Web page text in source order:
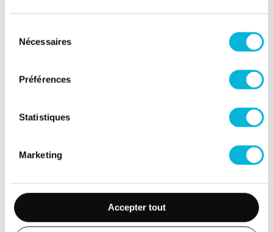
Nécessaires
Préférences
Statistiques
Marketing
Accepter tout
Matin
Après-midi
Après-midi
Après-midi
Vendredi